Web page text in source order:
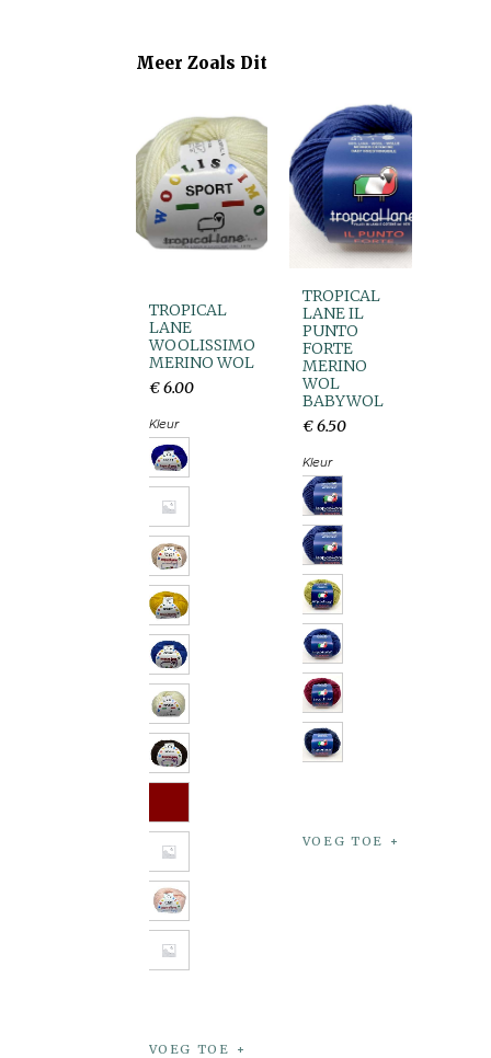
Meer Zoals Dit
TROPICAL
LANE
WOOLISSIMO
MERINO WOL
€ 6.00
Kleur
VOEG TOE
TROPICAL
LANE IL
PUNTO
FORTE
MERINO
WOL
BABYWOL
€ 6.50
Kleur
VOEG TOE